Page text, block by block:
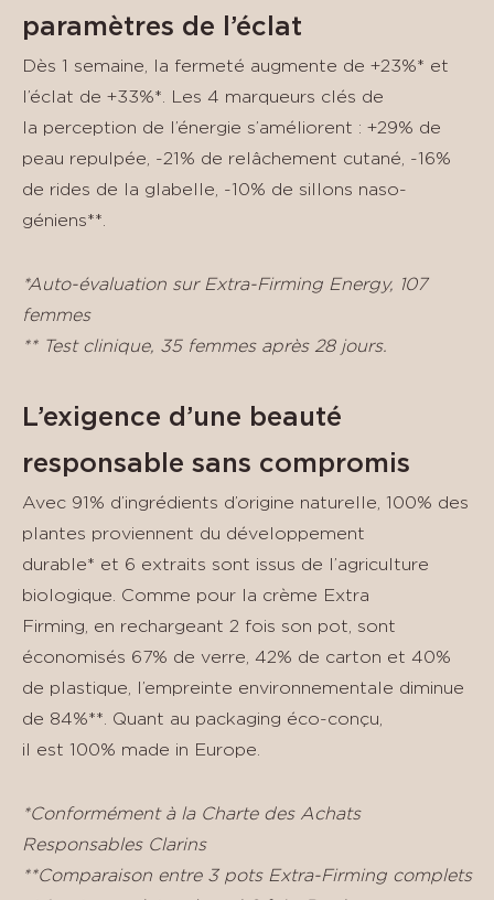
paramètres de l’éclat
Dès 1 semaine, la fermeté augmente de +23%* et
l’éclat de +33%*. Les 4 marqueurs clés de
la perception de l’énergie s’améliorent : +29% de
peau repulpée, -21% de relâchement cutané, -16%
de rides de la glabelle, -10% de sillons naso-
géniens**.
*Auto-évaluation sur Extra-Firming Energy, 107
femmes
** Test clinique, 35 femmes après 28 jours.
L’exigence d’une beauté
responsable sans compromis
Avec 91% d’ingrédients d’origine naturelle, 100% des
plantes proviennent du développement
durable* et 6 extraits sont issus de l’agriculture
biologique. Comme pour la crème Extra
Firming, en rechargeant 2 fois son pot, sont
économisés 67% de verre, 42% de carton et 40%
de plastique, l’empreinte environnementale diminue
de 84%**. Quant au packaging éco-conçu,
il est 100% made in Europe.
*Conformément à la Charte des Achats
Responsables Clarins
**Comparaison entre 3 pots Extra-Firming complets